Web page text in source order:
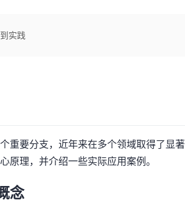
实践
重要分支，近年来在多个领域取得了显
原理，并介绍一些实际应用案例。
念